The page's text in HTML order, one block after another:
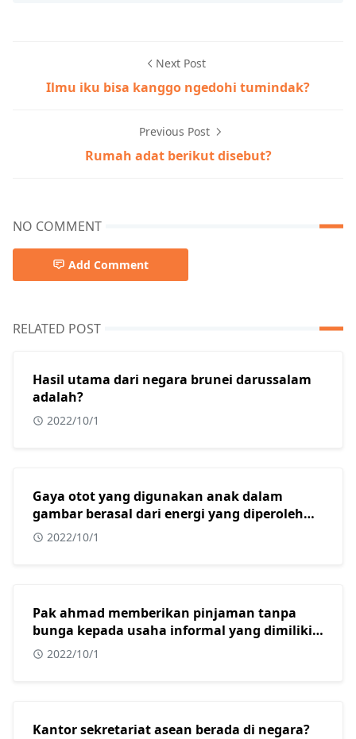
Next Post
Ilmu iku bisa kanggo ngedohi tumindak?
Previous Post
Rumah adat berikut disebut?
NO COMMENT
Add Comment
RELATED POST
Hasil utama dari negara brunei darussalam
adalah?
2022/10/1
Gaya otot yang digunakan anak dalam
gambar berasal dari energi yang diperoleh
dari?
2022/10/1
Pak ahmad memberikan pinjaman tanpa
bunga kepada usaha informal yang dimiliki
oleh beberapa warga muslim di kota
2022/10/1
Kantor sekretariat asean berada di negara?